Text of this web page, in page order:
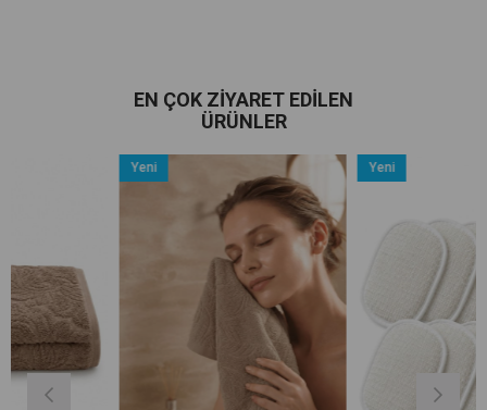
EN ÇOK ZIYARET EDILEN
ÜRÜNLER
Yeni
Ürün